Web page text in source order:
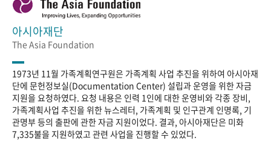
아시아재단
The Asia Foundation
1973년 11월 가족계획연구원은 가족계획 사업 추진을 위하여 아시아재
단에 문헌정보실(Documentation Center) 설립과 운영을 위한 자금
지원을 요청하였다. 요청 내용은 인력 1인에 대한 운영비와 각종 장비,
가족계획사업 추진을 위한 뉴스레터, 가족계획 및 인구관계 인명록, 기
관명부 등의 출판에 관한 자금 지원이었다. 결과, 아시아재단은 미화
7,335불을 지원하였고 관련 사업을 진행할 수 있었다.